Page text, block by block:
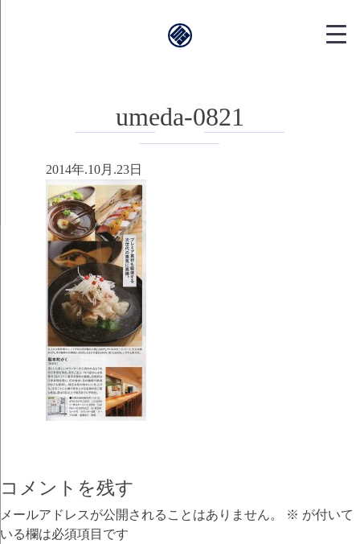
靱本町がく｜
umeda-0821
2014年.10月.23日
コメントを残す
メールアドレスが公開されることはありません。 ※ が付いて
いる欄は必須項目です